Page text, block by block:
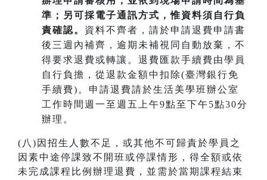
準；另可採電子通訊方式，惟資料須自行負
責確認。 資料不齊者，請於申請退費申請書
後三週內補齊，逾期未補視同自動放棄，不
得要求退費或轉讓。退費匯款手續費由學員
自行負擔，從退款金額中扣除(臺灣銀行免
手續費)。申請退費請於生活美學班辦公室
工作時間週一至週五上午9點至下午5點30分
辦理。
(八)因招生人數不足，或其他不可歸責於學員之
因素中途停課致不開班或停課情形，得全額或依
未完成課程比例辦理退費，並需於當期課程結束